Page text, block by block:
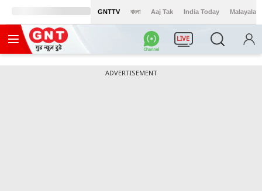
GNTTV বাংলা Aaj Tak India Today Malayalam
LIVE
ADVERTISEMENT